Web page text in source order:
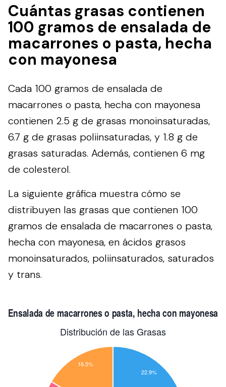
Cuántas grasas contienen
100 gramos de ensalada de
macarrones o pasta, hecha
con mayonesa
Cada 100 gramos de ensalada de
macarrones o pasta, hecha con mayonesa
contienen 2.5 g de grasas monoinsaturadas,
6.7 g de grasas poliinsaturadas, y 1.8 g de
grasas saturadas. Además, contienen 6 mg
de colesterol.
La siguiente gráfica muestra cómo se
distribuyen las grasas que contienen 100
gramos de ensalada de macarrones o pasta,
hecha con mayonesa, en ácidos grasos
monoinsaturados, poliinsaturados, saturados
y trans.